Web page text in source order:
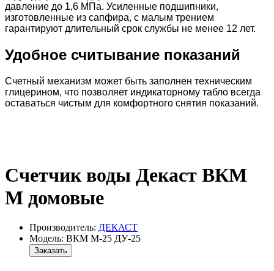
давление до 1,6 МПа. Усиленные подшипники,
изготовленные из сапфира, с малым трением
гарантируют длительный срок службы не менее 12 лет.
Удобное считывание показаний
Счетный механизм может быть заполнен техническим
глицерином, что позволяет индикаторному табло всегда
оставаться чистым для комфортного снятия показаний.
Счетчик воды Декаст ВКМ
М домовые
Производитель: ДЕКАСТ
Модель: ВКМ М-25 ДУ-25
Заказать